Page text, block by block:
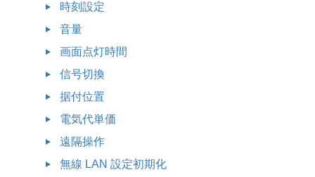
時刻設定
音量
画面点灯時間
信号切換
据付位置
電気代単価
遠隔操作
無線 LAN 設定初期化